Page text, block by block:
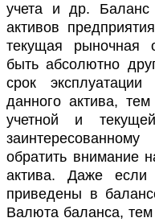
учета и др. Баланс
активов
текущая рыночная
быть абсолютно
срок
данного актива,
учетной и
обратить внимание
актива. Даже если
приведены в
Валюта баланса,